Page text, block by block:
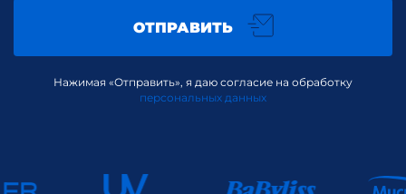
ОТПРАВИТЬ
Нажимая «Отправить», я даю согласие на обработку
персональных данных